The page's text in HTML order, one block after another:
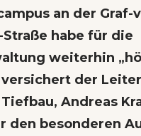
an der Graf-
habe für die
weiterhin
der
Andreas
den besonderen